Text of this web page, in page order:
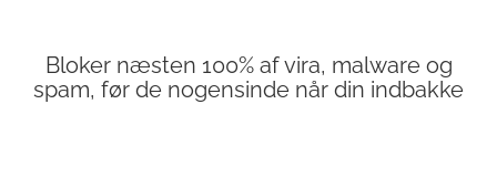
Bloker næsten 100% af vira, malware og
spam, før de nogensinde når din indbakke